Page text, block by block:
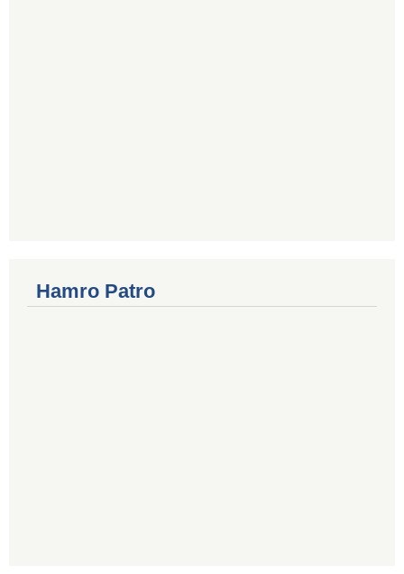
Hamro Patro